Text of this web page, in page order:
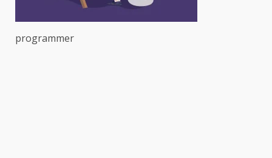
programmer